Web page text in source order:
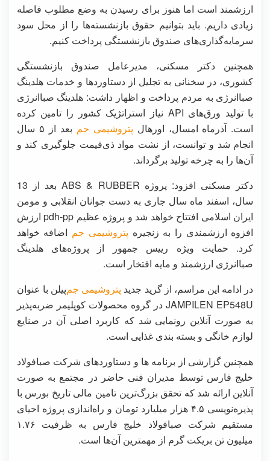
ارزشمند است اما هنوز برای رسیدن به وضع مطلوب فاصله
زیادی داریم. باید بتوانیم حقوق بازنشسته‌ها را از محل سود
سرمایه‌گذاری‌های صندوق بازنشستگی پرداخت کنیم.
همچنین دکتر مسکنی، مدیرعامل صندوق بازنشستگی
کشوری، در سخنانی به تجلیل از دستاوردها و خدمات هلدینگ
صباانرژی به مردم پرداخت و اظهار داشت: هلدینگ صباانرژی
با تولید ورق‌های API نیاز استراتژیک کشور را تامین کرده
است. آذرماه امسال، اورهال پتروشیمی جم
بعد از ۵ سال
انجام شد و توانست، از نشت مواد ذی‌قیمت جلوگیری کند و
آن‌ها را به چرخه تولید برگرداند.
دکتر مسکنی افزود: پروژه ABS & RUBBER بعد از 13
سال، اسفند ماه سال جاری به دست جوانان انقلابی و مومن
ایران اسلامی افتتاح خواهد شد و پروژه عظیم pdh-pp ارزش
افزوه ارزشمندی را به زنجیره پتروشیمی جم اضافه خواهد
کرد. حمایت ویژه رییس جمهور از پروژه‌های هلدینگ
صباانرژی ارزشمند و مایه افتخار است.
در ادامه این مراسم، از گرید جدید پتروشیمی جم‌پیلن با عنوان
JAMPILEN EP548U در گروه محصولات کوپلیمر ضربه‌پذیر
به صورت آنلاین رونمایی شد که کاربرد اصلی آن در صنایع
لوازم خانگی و بسته بندی غذایی است.
همچنین گزارشی از برنامه ها و دستاوردهای شرکت صبافولاد
خلیج فارس توسط مدیران فنی حاضر در مجتمع به صورت
آنلاین ارائه شد که تحقق بزرگ‌ترین تامین مالی تاریخ بورس با
پذیره‌نویسی ۴.۵ هزار میلیارد تومان و راه‌اندازی پروژه احیای
مستقیم شرکت صبافولاد خلیج فارس به ظرفیت ۱.۷۶
میلیون تن بریکت گرم از مهمترین آن‌ها است.